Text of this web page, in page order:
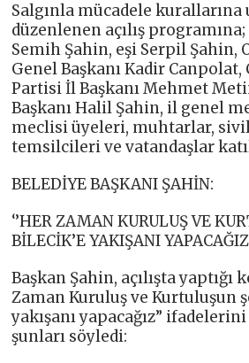
Salgınla mücadele
düzenlenen açılış
Semih Şahin, eşi Serpil Şahin,
Genel Başkanı Kadir
Partisi İl Başkanı Mehmet
Başkanı Halil Şahin, il genel
meclisi üyeleri, muhtarlar,
temsilcileri ve vatandaşlar
BELEDİYE BAŞKANI ŞAHİN:
‘’HER ZAMAN KURULUŞ VE
BİLECİK’E YAKIŞANI
Başkan Şahin, açılışta yaptığı
Zaman Kuruluş ve Kurtuluşun
yakışanı yapacağız”
şunları söyledi: